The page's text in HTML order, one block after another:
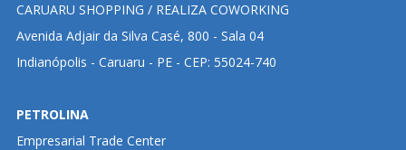
CARUARU SHOPPING / REALIZA COWORKING
Avenida Adjair da Silva Casé, 800 - Sala 04
Indianópolis - Caruaru - PE - CEP: 55024-740
PETROLINA
Empresarial Trade Center